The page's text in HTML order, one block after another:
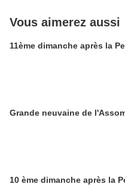
Vous aimerez aussi
11ème dimanche après la
Grande neuvaine de
10 ème dimanche après la